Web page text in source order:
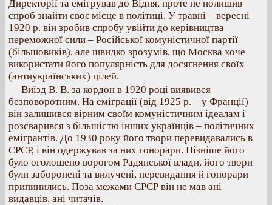
Директорії та емігрував до Відня, проте не полишив
спроб знайти своє місце в політиці. У травні – вересні
1920 р. він зробив спробу увійти до керівництва
переможної сили – Російської комуністичної партії
(більшовиків), але швидко зрозумів, що Москва хоче
використати його популярність для досягнення своїх
(антиукраїнських) цілей.
Виїзд В. В. за кордон в 1920 році виявився
безповоротним. На еміграції (від 1925 р. – у Франції)
він залишився вірним своїм комуністичним ідеалам і
розсварився з більшістю інших українців – політичних
емігрантів. До 1930 року його твори перевидавались в
СРСР, і він одержував за них гонорари. Пізніше його
було оголошено ворогом Радянської влади, його твори
були заборонені та вилучені, перевидання й гонорари
припинились. Поза межами СРСР він не мав ані
видавців, ані читачів.